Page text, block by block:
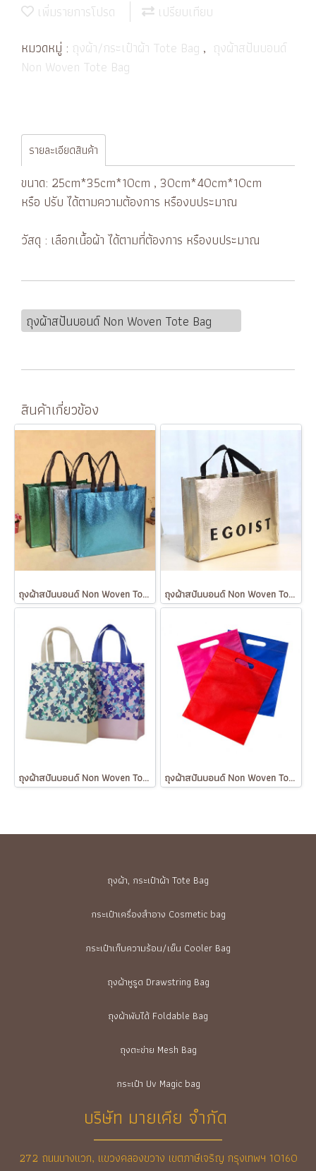
เพิ่มรายการโปรด
เปรียบเทียบ
หมวดหมู่ : ถุงผ้า/กระเป๋าผ้า Tote Bag , ถุงผ้าสปันบอนด์
Non Woven Tote Bag
รายละเอียดสินค้า
ขนาด: 25cm*35cm*10cm , 30cm*40cm*10cm
หรือ ปรับ ได้ตามความต้องการ หรืองบประมาณ
วัสดุ : เลือกเนื้อผ้า ได้ตามที่ต้องการ หรืองบประมาณ
ถุงผ้าสปันบอนด์ Non Woven Tote Bag
สินค้าเกี่ยวข้อง
ถุงผ้าสปันบอนด์ Non Woven Tote Bag ถุงผ้าสปันบอนด์ Non Woven Tote Bag
ถุงผ้าสปันบอนด์ Non Woven Tote Bag ถุงผ้าสปันบอนด์ Non Woven Tote Bag
ถุงผ้า, กระเป๋าผ้า Tote Bag
กระเป๋าเครื่องสำอาง Cosmetic bag
กระเป๋าเก็บความร้อน/เย็น Cooler Bag
ถุงผ้าหูรูด Drawstring Bag
ถุงผ้าพับได้ Foldable Bag
ถุงตะข่าย Mesh Bag
กระเป๋า Uv Magic bag
บริษัท มายเคีย จำกัด
272 ถนนบางแวก, แขวงคลองขวาง เขตภาษีเจริญ กรุงเทพฯ 10160